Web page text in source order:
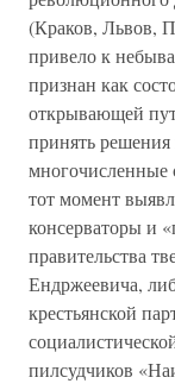
(Краков, Львов,
привело к
признан как
открывающей
принять
многочисленные
тот момент
консерваторы и
правительства
Ендржеевича,
крестьянской
пилсудчиков